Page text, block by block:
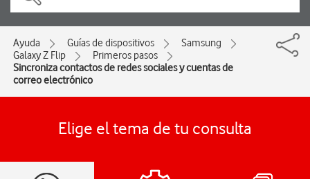
Ayuda Guías de dispositivos
Samsung
Galaxy Z Flip
Primeros pasos
Sincroniza contactos de redes sociales y cuentas de
correo electrónico
Elige el tema de tu consulta